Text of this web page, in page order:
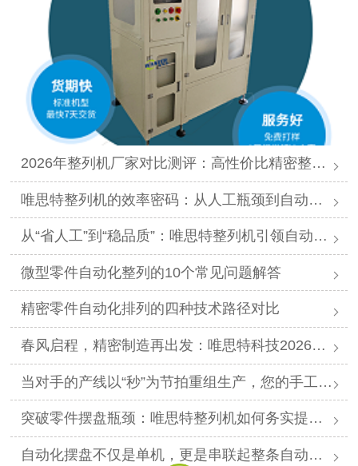
2026年整列机厂家对比测评：高性价比精密整列品牌推荐
唯思特整列机的效率密码：从人工瓶颈到自动化跨越
从“省人工”到“稳品质”：唯思特整列机引领自动化价值跃迁
微型零件自动化整列的10个常见问题解答
精密零件自动化排列的四种技术路径对比
春风启程，精密制造再出发：唯思特科技2026年春节后正式开工
当对手的产线以“秒”为节拍重组生产，您的手工摆盘环节是否已成为供应链响应赛跑中的“绊马索”？
突破零件摆盘瓶颈：唯思特整列机如何务实提升产线效能
自动化摆盘不仅是单机，更是串联起整条自动化产线的“高效关节”。